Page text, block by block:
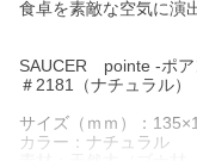
食卓を素敵な空気に演
SAUCER pointe -ポア
＃2181（ナチュラル）
サイズ（ｍｍ）：
カラー：ナチュラル